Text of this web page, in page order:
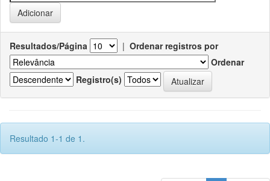
Resultados/Página | Ordenar registros por
Ordenar
Registro(s)
Resultado 1-1 de 1.